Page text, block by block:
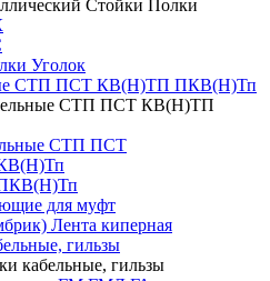
Стойки Полки
Уголок
СТП ПСТ КВ(Н)ТП ПКВ(Н)Тп
СТП ПСТ КВ(Н)ТП
СТП ПСТ
для муфт
Лента киперная
гильзы
кабельные, гильзы